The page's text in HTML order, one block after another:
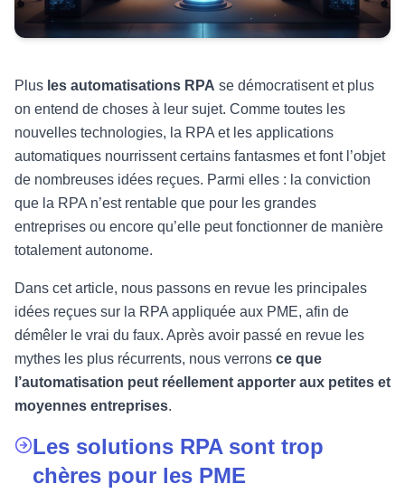
Plus les automatisations RPA se démocratisent et plus
on entend de choses à leur sujet. Comme toutes les
nouvelles technologies, la RPA et les applications
automatiques nourrissent certains fantasmes et font l’objet
de nombreuses idées reçues. Parmi elles : la conviction
que la RPA n’est rentable que pour les grandes
entreprises ou encore qu’elle peut fonctionner de manière
totalement autonome.
Dans cet article, nous passons en revue les principales
idées reçues sur la RPA appliquée aux PME, afin de
démêler le vrai du faux. Après avoir passé en revue les
mythes les plus récurrents, nous verrons ce que
l’automatisation peut réellement apporter aux petites et
moyennes entreprises.
Les solutions RPA sont trop
chères pour les PME